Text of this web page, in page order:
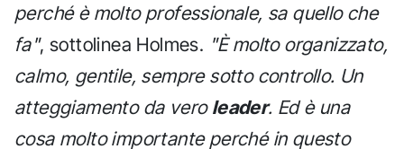
perché è molto professionale, sa quello che
fa", sottolinea Holmes. "È molto organizzato,
calmo, gentile, sempre sotto controllo. Un
atteggiamento da vero leader. Ed è una
cosa molto importante perché in questo